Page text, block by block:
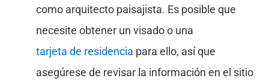
como arquitecto paisajista. Es posible que
necesite obtener un visado o una
tarjeta de residencia para ello, así que
asegúrese de revisar la información en el sitio